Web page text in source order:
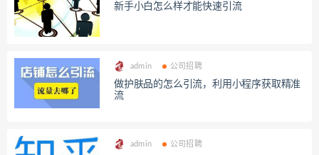
新手小白怎么样才能快速引流
admin 公司招聘
做护肤品的怎么引流，利用小程序获取精准
流
admin 公司招聘